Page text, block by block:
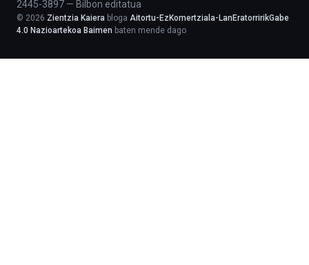
2445-3897 — Bilbon editatua
© 2026 Zientzia Kaiera bloga Aitortu-EzKomertziala-LanEratorririkGabe
4.0 Nazioartekoa Baimen baten mende dago